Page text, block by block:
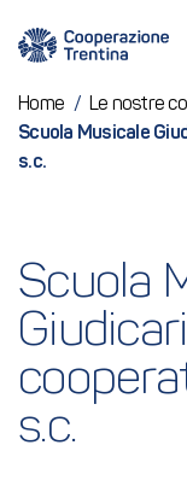
Home / Le nostre
Scuola Musicale
s.c.
Scuola
s.c.